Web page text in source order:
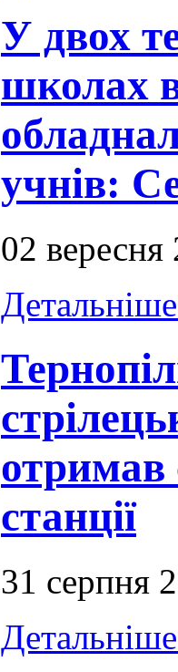
У двох
школах
учнів:
02 вересня
отримав
станції
31 серпня